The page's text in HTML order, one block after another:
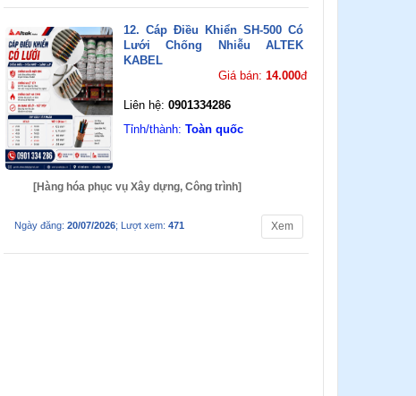
12. Cáp Điều Khiển SH-500 Có
Lưới Chống Nhiễu ALTEK
KABEL
Giá bán:14.000đ
Liên hệ: 0901334286
Tỉnh/thành: Toàn quốc
[Hàng hóa phục vụ Xây dựng, Công trình]
Ngày đăng: 20/07/2026; Lượt xem: 471 Xem